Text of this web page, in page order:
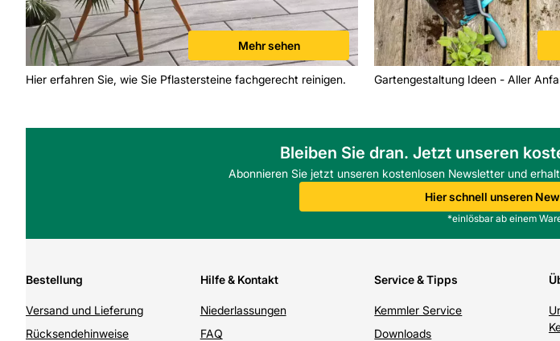
Mehr sehen
Hier erfahren Sie, wie Sie Pflastersteine fachgerecht reinigen. Gartengestaltung Ideen - Aller
Bleiben Sie dran. Jetzt unseren
Abonnieren Sie jetzt unseren kostenlosen Newsletter und
Hier schnell unseren
*einlösbar ab einem
Bestellung
Versand und Lieferung
Rücksendehinweise
Hilfe & Kontakt
Niederlassungen
FAQ
Service & Tipps
Kemmler Service
Downloads